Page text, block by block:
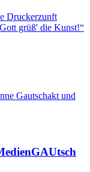
Druckerzunft
grüß' die Kunst!“
Gautschakt und